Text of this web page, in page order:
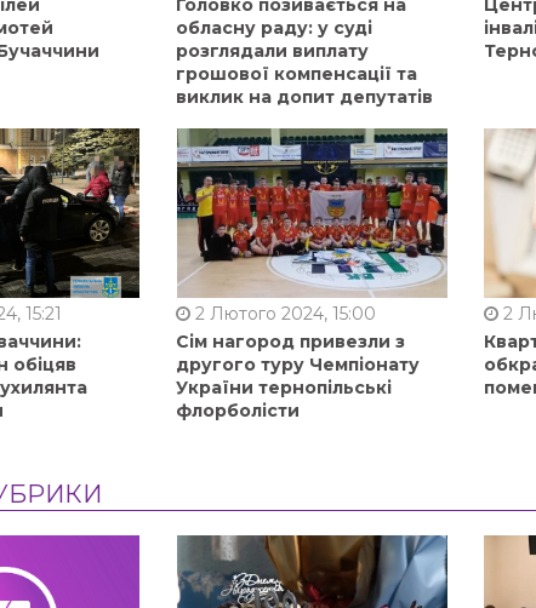
Головко позивається на
обласну раду: у суді
розглядали виплату
грошової компенсації та
виклик на допит депутатів
15:21
обіцяв
2 Лютого 2024, 15:00
Сім нагород привезли з
другого туру Чемпіонату
України тернопільські
флорболісти
2